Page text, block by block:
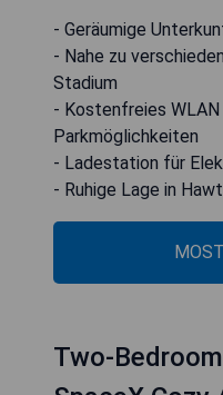
- Geräumige
- Nahe zu
Stadium
- Kostenfreies
Parkmöglichkeiten
- Ladestation für
- Ruhige Lage in
Two-